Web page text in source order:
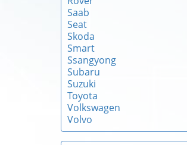
Saab
Seat
Skoda
Smart
Ssangyong
Subaru
Suzuki
Toyota
Volkswagen
Volvo